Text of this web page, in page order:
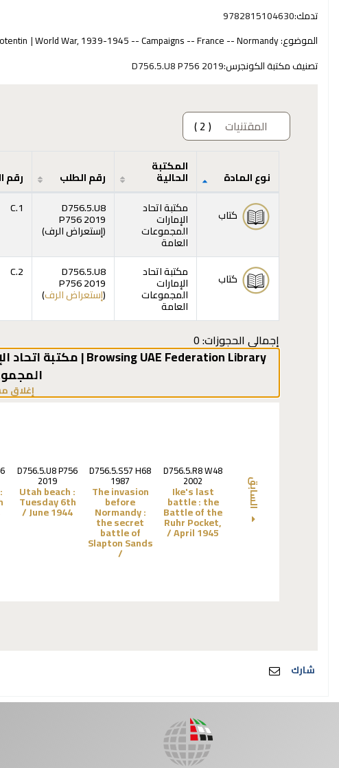
تدمك:9782815104630
الموضوع:World War, 1939-1945 -- Campaigns -- France -- Normandy
تصنيف مكتبة الكونجرس:D756.5.U8 P756 2019
المقتنيات ( 2 )
المقتنيات
نوع المادة
المكتبة
الحالية رقم الطلب رقم
كتاب مكتبة اتحاد
الإمارات
المجموعات
العامة
D756.5.U8
P756 2019
(إستعراض الرف(يفتح أدناه)
)
C.1
كتاب مكتبة اتحاد
الإمارات
المجموعات
العامة
D756.5.U8
P756 2019
(إستعراض الرف(يفتح أدناه)
)
C.2
إجمالي الحجوزات: 0
Browsing UAE Federation Library | مكتبة اتحاد الإمارات shelves
إغلاق
السابق
D756.5.R8 W48
2002
Ike's last
battle :the
Battle of the
Ruhr Pocket,
April 1945 /
D756.5.S57 H68
1987
The invasion
before
Normandy :
the secret
battle of
Slapton Sands
/
D756.5.U8 P756
2019
Utah beach :
Tuesday 6th
June 1944 /
شارك